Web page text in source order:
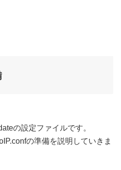
の設定ファイルです。
の準備を説明していきま